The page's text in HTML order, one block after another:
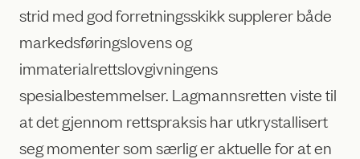
strid med god forretningsskikk supplerer både
markedsføringslovens og
immaterialrettslovgivningens
spesialbestemmelser. Lagmannsretten viste til
at det gjennom rettspraksis har utkrystallisert
seg momenter som særlig er aktuelle for at en